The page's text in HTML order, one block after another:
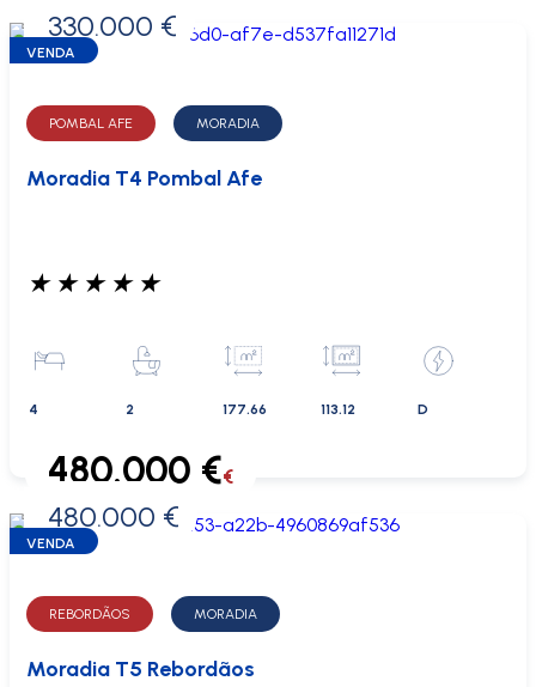
0 €
330.000 €
VENDA
POMBAL AFE MORADIA
Moradia T4 Pombal Afe
★ ★ ★ ★ ★
4 2 177.66 113.12 D
0 €
480.000 €€
480.000 €
VENDA
REBORDÃOS MORADIA
Moradia T5 Rebordãos